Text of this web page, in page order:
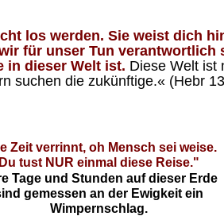
los werden. Sie weist dich
für unser Tun verantwortlich
in dieser Welt ist. Diese Welt ist
suchen die zukünftige.« (Hebr
Zeit verrinnt, oh Mensch sei weise.
Du tust NUR einmal diese Reise."
Tage und Stunden auf dieser Erde
gemessen an der Ewigkeit ein
Wimpernschlag.